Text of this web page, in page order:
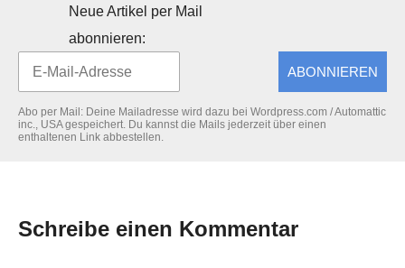
Neue Artikel per Mail
abonnieren:
ABONNIEREN
Abo per Mail: Deine Mailadresse wird dazu bei Wordpress.com / Automattic
inc., USA gespeichert. Du kannst die Mails jederzeit über einen
enthaltenen Link abbestellen.
Schreibe einen Kommentar